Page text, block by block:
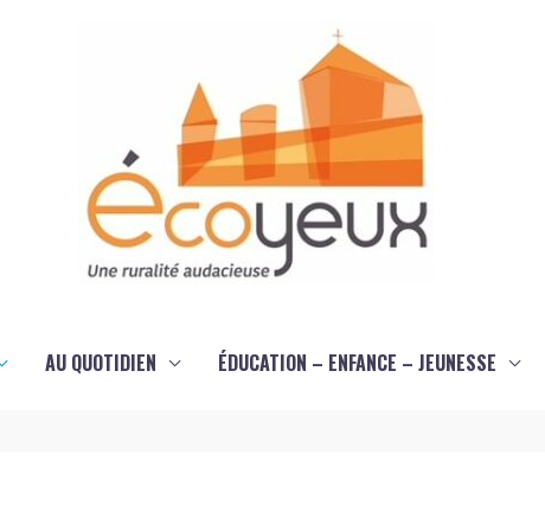
AU QUOTIDIEN ÉDUCATION – ENFANCE – JEUNESSE